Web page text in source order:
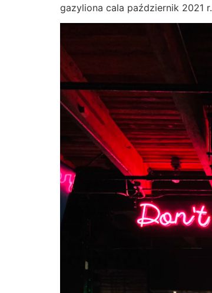
gazyliona cala październik 2021 r.